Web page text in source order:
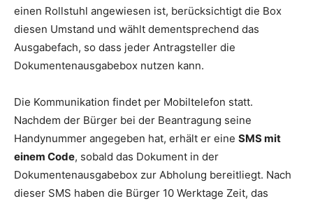
einen Rollstuhl angewiesen ist, berücksichtigt die Box
diesen Umstand und wählt dementsprechend das
Ausgabefach, so dass jeder Antragsteller die
Dokumentenausgabebox nutzen kann.
Die Kommunikation findet per Mobiltelefon statt.
Nachdem der Bürger bei der Beantragung seine
Handynummer angegeben hat, erhält er eine SMS mit
einem Code, sobald das Dokument in der
Dokumentenausgabebox zur Abholung bereitliegt. Nach
dieser SMS haben die Bürger 10 Werktage Zeit, das